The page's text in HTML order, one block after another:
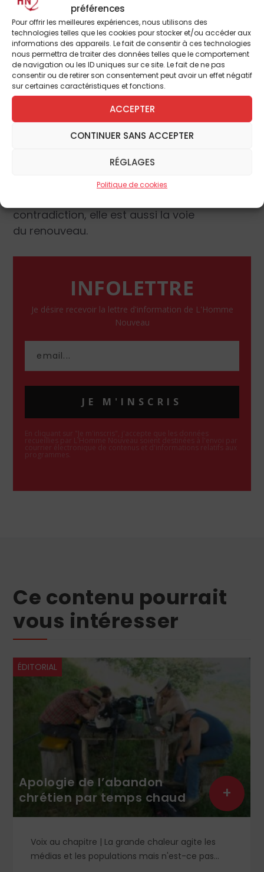
préférences
Pour offrir les meilleures expériences, nous utilisons des
technologies telles que les cookies pour stocker et/ou accéder aux
informations des appareils. Le fait de consentir à ces technologies
nous permettra de traiter des données telles que le comportement
de navigation ou les ID uniques sur ce site. Le fait de ne pas
consentir ou de retirer son consentement peut avoir un effet négatif
sur certaines caractéristiques et fonctions.
ACCEPTER
CONTINUER SANS ACCEPTER
RÉGLAGES
Politique de cookies
laisser submerger par la tentation de
l’abdication.
La voie du renouveau
La prochaine étape sera le synode de 2015
et l’exhortation post-synodale que le Pape
François offrira au monde à la suite de ces
travaux. En attendant, en France ou ailleurs,
cesser avec le déclin du courage pour
défendre avec vigueur la famille. Elle est
contradiction, elle est aussi la voie
du renouveau.
INFOLETTRE
Je désire recevoir la lettre d'information de L'Homme
Nouveau
JE M'INSCRIS
En cliquant sur "Je m'inscris", j'accepte que les données
recueillies par L'Homme Nouveau soient destinées à l'envoi par
courrier électronique de contenus et d'informations relatifs aux
programmes.
Ce contenu pourrait
vous intéresser
ÉDITORIAL
Apologie de l’abandon
chrétien par temps chaud
Voix au chapitre | La grande chaleur agite les
médias et les populations mais n'est-ce pas
+